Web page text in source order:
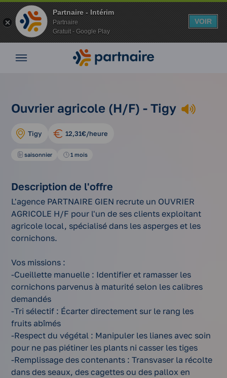
Partnaire - Intérim
Partnaire
Gratuit - Google Play
VOIR
Nos
Vos
avantages
Nos
conseils
Espace
compte
Accueil offres
agricole
Ouvrier agricole (H/F) - Tigy
Tigy 12,31€/heure
saisonnier 1 mois
Description de l'offre
L'agence PARTNAIRE GIEN recrute un OUVRIER
AGRICOLE H/F pour l'un de ses clients exploitant
agricole local, spécialisé dans les asperges et les
cornichons.
Vos missions :
-Cueillette manuelle : Identifier et ramasser les
cornichons parvenus à maturité selon les calibres
demandés
-Tri sélectif : Écarter directement sur le rang les
fruits abîmés
-Respect du végétal : Manipuler les lianes avec soin
pour ne pas piétiner les plants ni casser les tiges
-Remplissage des contenants : Transvaser la récolte
dans des seaux, des cagettes ou des pallox en